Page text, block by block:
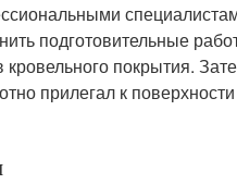
подготовительные
покрытия.
прилегал к